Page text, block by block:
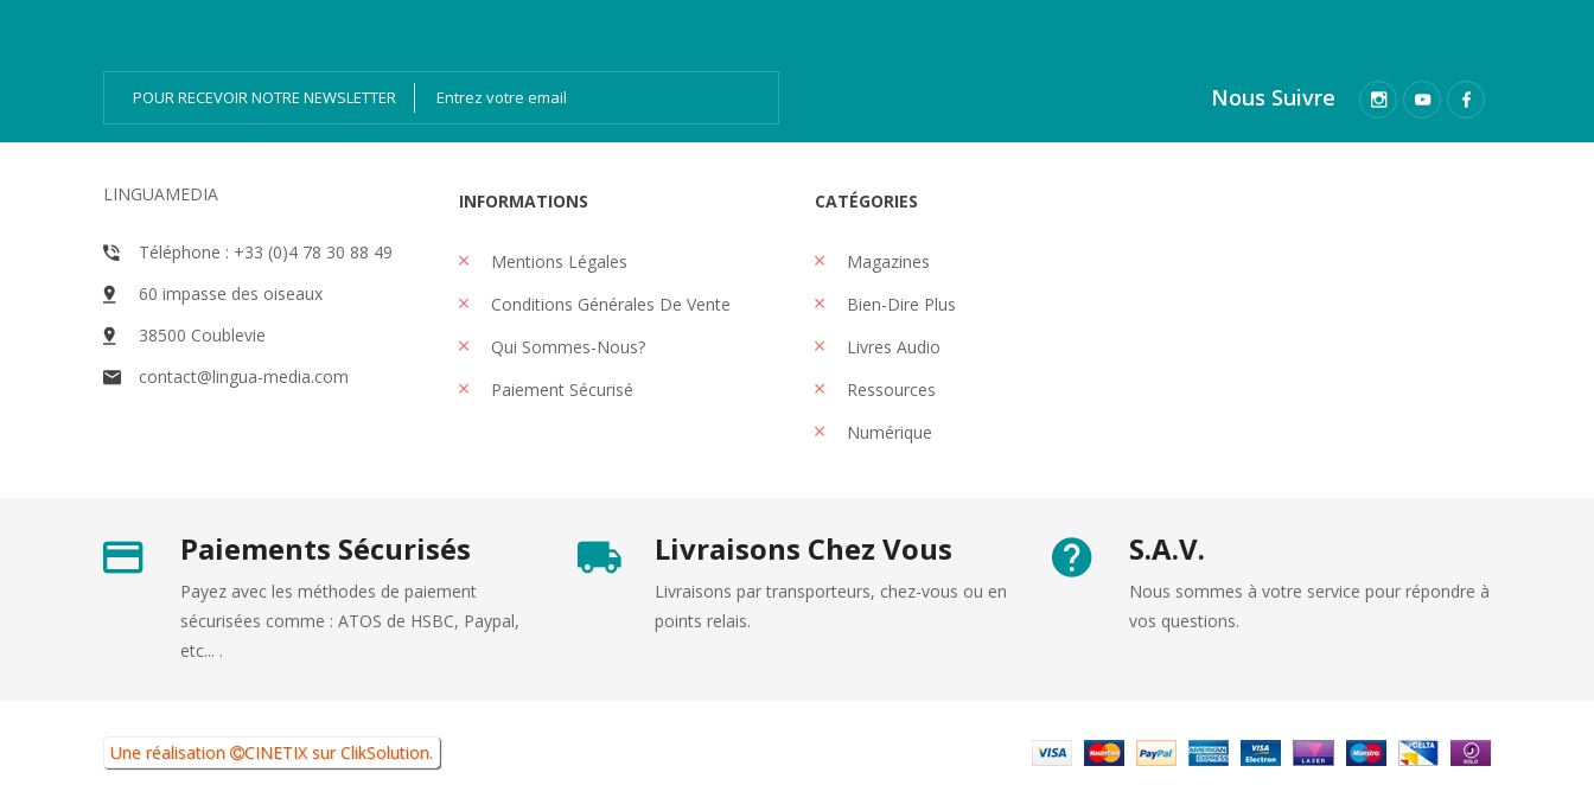
POUR RECEVOIR NOTRE NEWSLETTER
Nous Suivre
LINGUAMEDIA
Téléphone : +33 (0)4 78 30 88 49
60 impasse des oiseaux
38500 Coublevie
contact@lingua-media.com
INFORMATIONS
Mentions Légales
Conditions Générales De Vente
Qui Sommes-Nous?
Paiement Sécurisé
CATÉGORIES
Magazines
Bien-Dire Plus
Livres Audio
Ressources
Numérique
Paiements Sécurisés
Payez avec les méthodes de paiement
sécurisées comme : ATOS de HSBC, Paypal,
etc... .
Livraisons Chez Vous
Livraisons par transporteurs, chez-vous ou en
points relais.
S.A.V.
Nous sommes à votre service pour répondre à
vos questions.
Une réalisation CINETIX surClikSolution.